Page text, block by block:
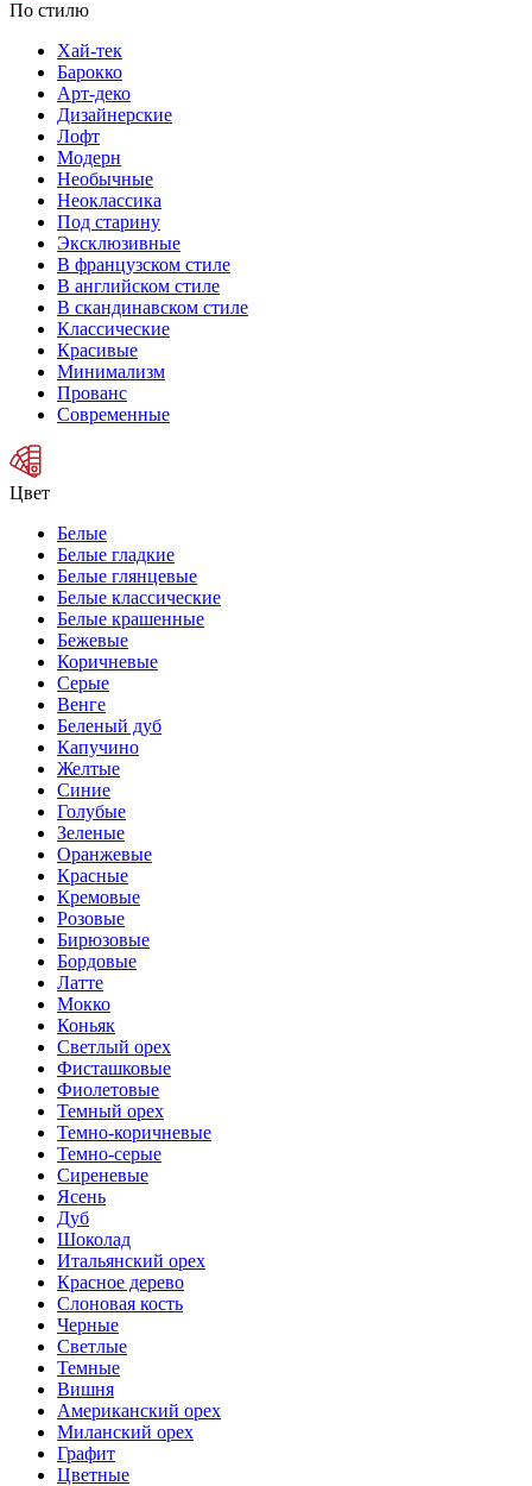
По стилю
Хай-тек
Барокко
Арт-деко
Дизайнерские
Лофт
Модерн
Необычные
Неоклассика
Под старину
Эксклюзивные
В французском стиле
В английском стиле
В скандинавском стиле
Классические
Красивые
Минимализм
Прованс
Современные
Цвет
Белые
Белые гладкие
Белые глянцевые
Белые классические
Белые крашенные
Бежевые
Коричневые
Серые
Венге
Беленый дуб
Капучино
Желтые
Синие
Голубые
Зеленые
Оранжевые
Красные
Кремовые
Розовые
Бирюзовые
Бордовые
Латте
Мокко
Коньяк
Светлый орех
Фисташковые
Фиолетовые
Темный орех
Темно-коричневые
Темно-серые
Сиреневые
Ясень
Дуб
Шоколад
Итальянский орех
Красное дерево
Слоновая кость
Черные
Светлые
Темные
Вишня
Американский орех
Миланский орех
Графит
Цветные